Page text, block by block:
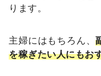
ります。
主婦にはもちろん、
を稼ぎたい人にもお